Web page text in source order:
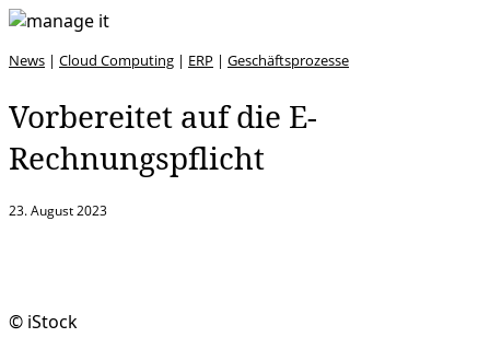
News | Cloud Computing | ERP | Geschäftsprozesse
Vorbereitet auf die E-
Rechnungspflicht
23. August 2023
© iStock